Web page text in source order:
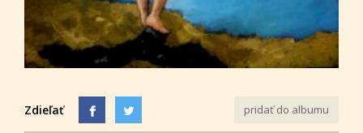
Zdieľať pridať do albumu